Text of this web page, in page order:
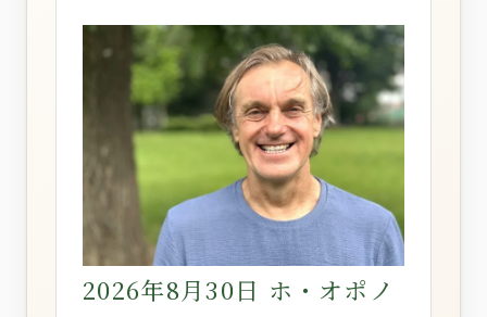
2026年8月30日 ホ・オポノ